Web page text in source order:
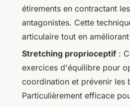
étirements en contractant
antagonistes. Cette
articulaire tout en
Stretching proprioceptif :
exercices d'équilibre pour
coordination et prévenir les
Particulièrement efficace